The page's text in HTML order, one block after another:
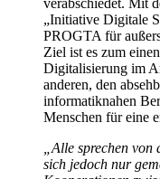
„Initiative Digitale
PROGTA für
Ziel ist es zum
Digitalisierung im
anderen, den
informatiknahen
Menschen für eine
„Alle sprechen
sich jedoch nur